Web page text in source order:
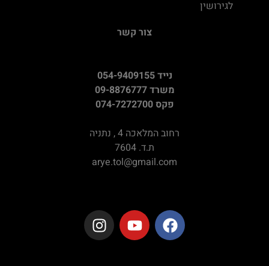
לגירושין
צור קשר
נייד 054-9409155
משרד 09-8876777
פקס 074-7272700
רחוב המלאכה 4 , נתניה
ת.ד. 7604
arye.tol@gmail.com